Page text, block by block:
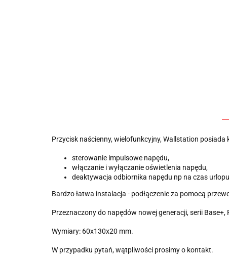
Przycisk naścienny, wielofunkcyjny, Wallstation posiada
sterowanie impulsowe napędu,
włączanie i wyłączanie oświetlenia napędu,
deaktywacja odbiornika napędu np na czas
Bardzo łatwa instalacja - podłączenie za pomocą
Przeznaczony do napędów nowej generacji, serii
Wymiary: 60x130x20 mm.
W przypadku pytań, wątpliwości prosimy o kontakt.